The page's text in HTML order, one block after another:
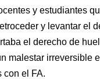
y estudiantes
y levantar el
el derecho de
malestar irreversible
con el FA.